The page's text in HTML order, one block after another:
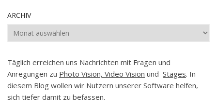
ARCHIV
Archiv
Täglich erreichen uns Nachrichten mit Fragen und
Anregungen zu Photo Vision, Video Vision und Stages. In
diesem Blog wollen wir Nutzern unserer Software helfen,
sich tiefer damit zu befassen.